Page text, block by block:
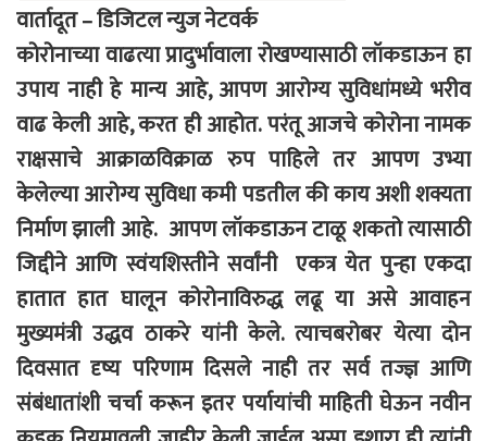
वार्तादूत – डिजिटल न्युज नेटवर्क
कोरोनाच्या वाढत्या प्रादुर्भावाला रोखण्यासाठी लॉकडाऊन हा
उपाय नाही हे मान्य आहे, आपण आरोग्य सुविधांमध्ये भरीव
वाढ केली आहे, करत ही आहोत. परंतू आजचे कोरोना नामक
राक्षसाचे आक्राळविक्राळ रुप पाहिले तर आपण उभ्या
केलेल्या आरोग्य सुविधा कमी पडतील की काय अशी शक्यता
निर्माण झाली आहे. आपण लॉकडाऊन टाळू शकतो त्यासाठी
जिद्दीने आणि स्वंयशिस्तीने सर्वांनी एकत्र येत पुन्हा एकदा
हातात हात घालून कोरोनाविरुद्ध लढू या असे आवाहन
मुख्यमंत्री उद्धव ठाकरे यांनी केले. त्याचबरोबर येत्या दोन
दिवसात दृष्य परिणाम दिसले नाही तर सर्व तज्ज्ञ आणि
संबंधातांशी चर्चा करून इतर पर्यायांची माहिती घेऊन नवीन